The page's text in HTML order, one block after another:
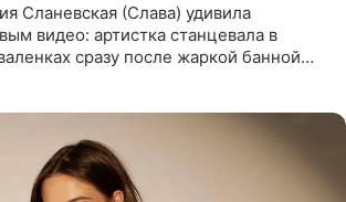
Сланевская (Слава) удивила
видео: артистка станцевала в
сразу после жаркой банной